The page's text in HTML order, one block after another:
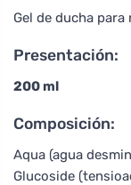
Gel de ducha para
Presentación:
200 ml
Composición:
Aqua (agua
Glucoside